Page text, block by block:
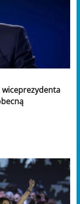
wiceprezydenta